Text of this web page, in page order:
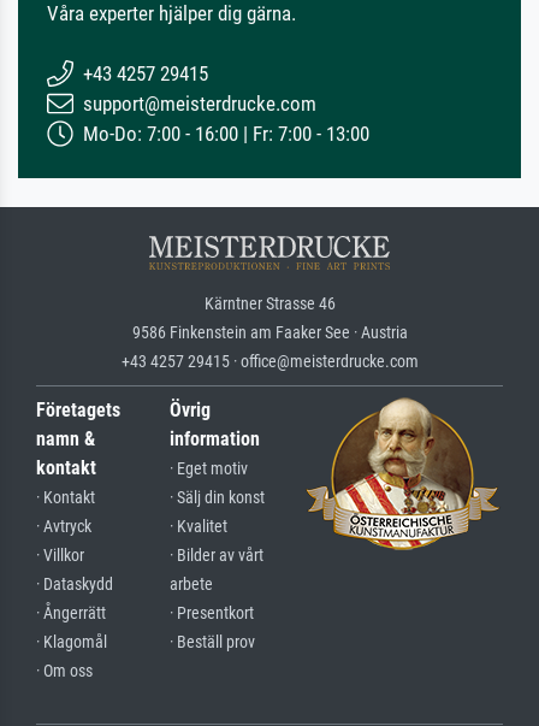
Våra experter hjälper dig gärna.
+43 4257 29415
support@meisterdrucke.com
Mo-Do: 7:00 - 16:00 | Fr: 7:00 - 13:00
Kärntner Strasse 46
9586 Finkenstein am Faaker See · Austria
+43 4257 29415 · office@meisterdrucke.com
Företagets
namn &
kontakt
· Kontakt
· Avtryck
· Villkor
· Dataskydd
· Ångerrätt
· Klagomål
· Om oss
Övrig
information
· Eget motiv
· Sälj din konst
· Kvalitet
· Bilder av vårt
arbete
· Presentkort
· Beställ prov